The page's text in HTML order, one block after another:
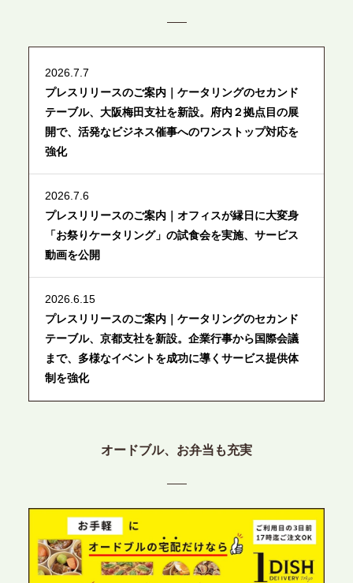
2026.7.7
プレスリリースのご案内｜ケータリングのセカンド
テーブル、大阪梅田支社を新設。府内２拠点目の展
開で、活発なビジネス催事へのワンストップ対応を
強化
2026.7.6
プレスリリースのご案内｜オフィスが縁日に大変身
「お祭りケータリング」の試食会を実施、サービス
動画を公開
2026.6.15
プレスリリースのご案内｜ケータリングのセカンド
テーブル、京都支社を新設。企業行事から国際会議
まで、多様なイベントを成功に導くサービス提供体
制を強化
プレスリリースのご案内｜ケータリングのセカンド
テーブル、東京都中央区に支社を新設。都内３拠点
目の展開で、拡大する出張パーティー・ケータリン
2026.6.4
プレスリリースのご案内｜夏の社内親睦が、配属後
オードブル、お弁当も充実